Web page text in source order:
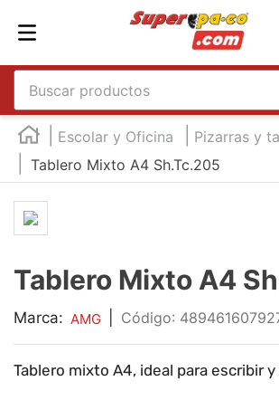
Buscar productos
Escolar y Oficina
Pizarras y
Tablero Mixto A4 Sh.Tc.205
Tablero Mixto A4
Marca: AMG :
Tablero mixto A4, ideal para escribir y
TÉRMINOS MÁS BUSCADOS
1.
england
2.
marcador e300
3
5.
mouse
6.
marcadores
7.
audifonos
8.
teclado